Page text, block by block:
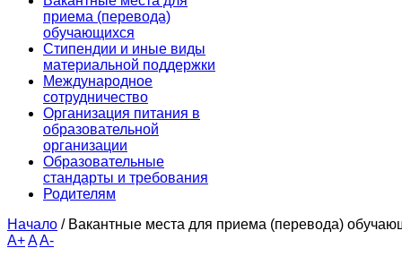
приема (перевода)
обучающихся
Стипендии и иные виды
материальной поддержки
Международное
сотрудничество
Организация питания в
образовательной
организации
Образовательные
стандарты и требования
Родителям
Начало / Вакантные места для приема (перевода)
A+AA-